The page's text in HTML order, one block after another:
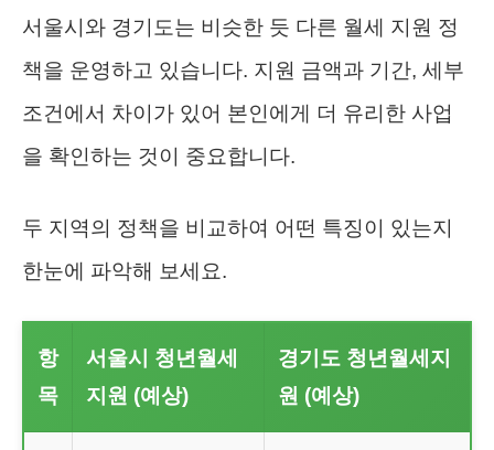
서울시와 경기도는 비슷한 듯 다른 월세 지원 정
책을 운영하고 있습니다. 지원 금액과 기간, 세부
조건에서 차이가 있어 본인에게 더 유리한 사업
을 확인하는 것이 중요합니다.
두 지역의 정책을 비교하여 어떤 특징이 있는지
한눈에 파악해 보세요.
항
목
서울시 청년월세
지원 (예상)
경기도 청년월세지
원 (예상)